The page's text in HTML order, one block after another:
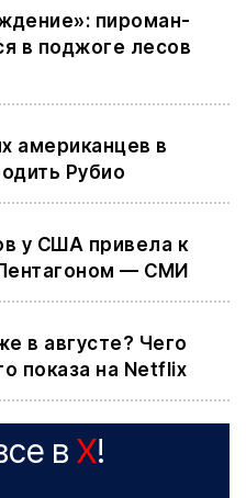
пироман-
в поджоге лесов
американцев в
Рубио
у США привела к
— СМИ
в августе? Чего
показа на Netflix
в X!